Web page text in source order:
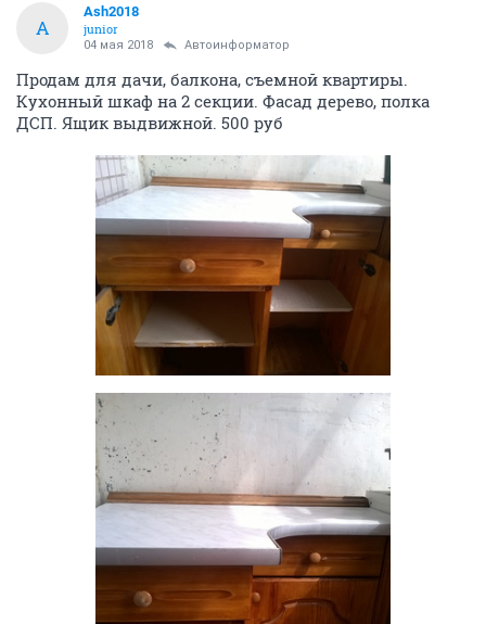
A
Ash2018
junior
04 мая 2018 Автоинформатор
Продам для дачи, балкона, съемной квартиры.
Кухонный шкаф на 2 секции. Фасад дерево, полка
ДСП. Ящик выдвижной. 500 руб